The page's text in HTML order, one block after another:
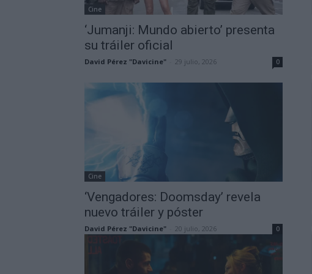
Cine
‘Jumanji: Mundo abierto’ presenta
su tráiler oficial
David Pérez "Davicine" 29 julio, 2026 0
Cine
‘Vengadores: Doomsday’ revela
nuevo tráiler y póster
David Pérez "Davicine" 20 julio, 2026 0